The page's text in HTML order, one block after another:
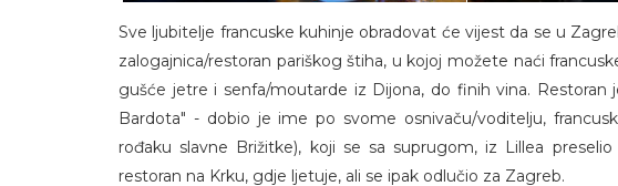
Sve ljubitelje francuske kuhinje obradovat će vijest da se u
zalogajnica/restoran pariškog štiha, u kojoj možete naći
gušće jetre i senfa/moutarde iz Dijona, do finih vina. Restoran
Bardota" - dobio je ime po svome osnivaču/voditelju,
rođaku slavne Brižitke), koji se sa suprugom, iz Lillea
restoran na Krku, gdje ljetuje, ali se ipak odlučio za Zagreb.